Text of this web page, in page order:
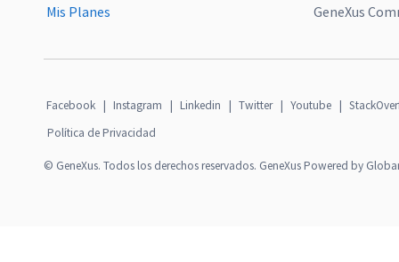
Mis Planes
GeneXus
Facebook | Instagram | Linkedin | Twitter | Youtube |
Política de Privacidad
© GeneXus. Todos los derechos reservados. GeneXus Powered by